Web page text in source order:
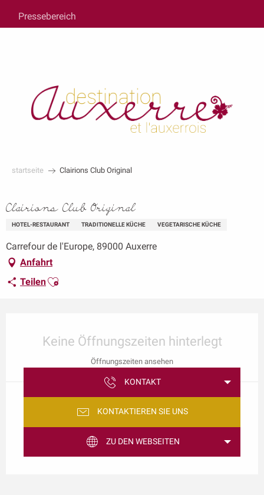
contenu
principal
Pressebereich
startseite Clairions Club Original
Clairions Club Original
HOTEL-RESTAURANT TRADITIONELLE KÜCHE VEGETARISCHE KÜCHE
Carrefour de l'Europe, 89000 Auxerre
Anfahrt
TeilenAjouter aux favoris
Keine Öffnungszeiten hinterlegt
Öffnungszeiten ansehen
KONTAKT
KONTAKTIEREN SIE UNS
ZU DEN WEBSEITEN